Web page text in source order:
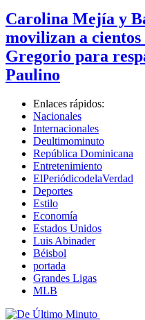
Carolina Mejía y
movilizan a
Gregorio para
Paulino
Enlaces rápidos:
Nacionales
Internacionales
Deultimominuto
República Dominicana
Entretenimiento
ElPeriódicodelaVerdad
Deportes
Estilo
Economía
Estados Unidos
Luis Abinader
Béisbol
portada
Grandes Ligas
MLB